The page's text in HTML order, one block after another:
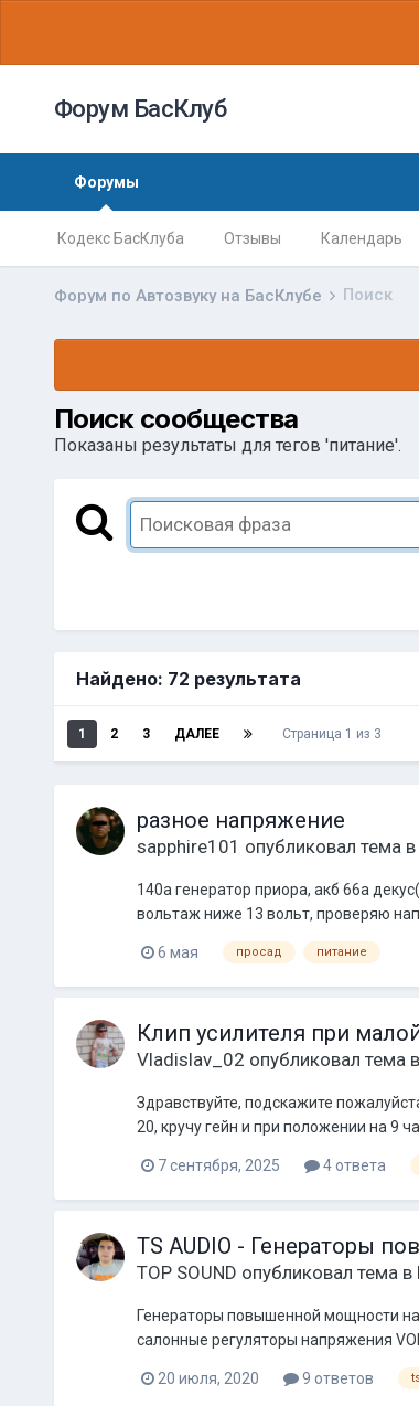
Форум БасКлуб
Форумы
Кодекс БасКлуба Отзывы Календарь
Форум по Автозвуку на БасКлубе Поиск
Поиск сообщества
Показаны результаты для тегов 'питание'.
Найдено: 72 результата
1 2 3 ДАЛЕЕ Страница 1 из 3
разное напряжение
sapphire101 опубликовал тема в
140а генератор приора, акб 66а
вольтаж ниже 13 вольт, проверяю
6 мая просад питание
Клип усилителя при
Vladislav_02 опубликовал тема в
Здравствуйте, подскажите
20, кручу гейн и при положении на 9
7 сентября, 2025 4 ответа
TS AUDIO - Генераторы
TOP SOUND опубликовал тема в
Генераторы повышенной мощности
салонные регуляторы напряжения
20 июля, 2020 9 ответов